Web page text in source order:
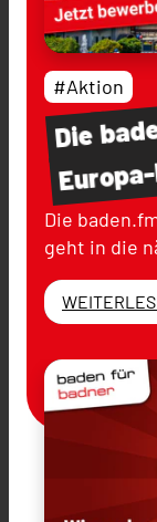
Die
#Aktion
Die
geht in die